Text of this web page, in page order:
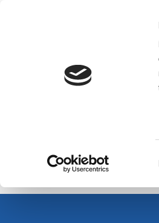
Scarica